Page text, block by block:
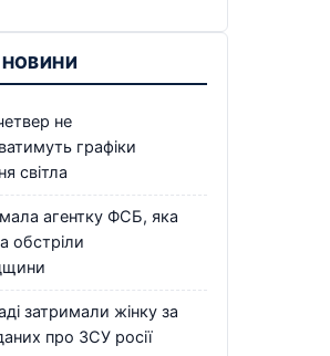
НОВИНИ
не
графіки
світла
агентку ФСБ, яка
обстріли
затримали жінку за
про ЗСУ росії